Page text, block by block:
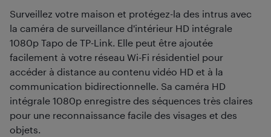
Surveillez votre maison et protégez-la des intrus avec
la caméra de surveillance d'intérieur HD intégrale
1080p Tapo de TP-Link. Elle peut être ajoutée
facilement à votre réseau Wi-Fi résidentiel pour
accéder à distance au contenu vidéo HD et à la
communication bidirectionnelle. Sa caméra HD
intégrale 1080p enregistre des séquences très claires
pour une reconnaissance facile des visages et des
objets.